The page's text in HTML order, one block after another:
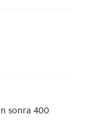
sonra 400